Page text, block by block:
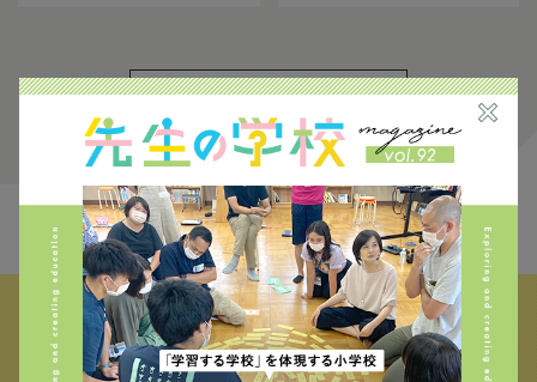
1
FIND THE CONTENTS
校種から探す テーマから探す